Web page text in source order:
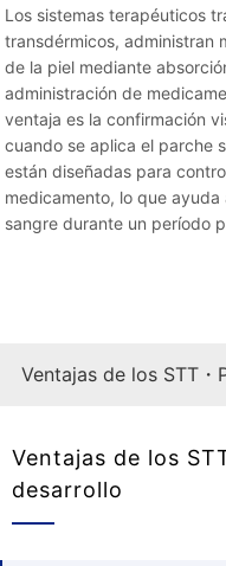
Los sistemas terapéuticos
transdérmicos, administran
de la piel mediante
administración de
ventaja es la confirmación
cuando se aplica el parche
están diseñadas para
medicamento, lo que
sangre durante un período
Ventajas de los STT
Ventajas de los
desarrollo